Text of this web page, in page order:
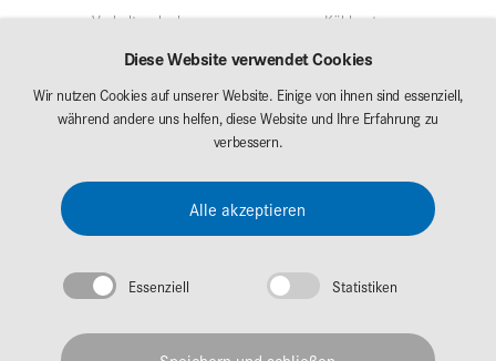
Verhaltenskodex
Qualitätsmangement
Umweltschutz/Nachhaltigkeit
Forschung & Entwicklung
Kühlsysteme
Service
Märkte
Impressum
Datenschutz
Diese Website verwendet Cookies
Wir nutzen Cookies auf unserer Website. Einige von ihnen sind essenziell,
während andere uns helfen, diese Website und Ihre Erfahrung zu
verbessern.
Alle akzeptieren
Essenziell Statistiken